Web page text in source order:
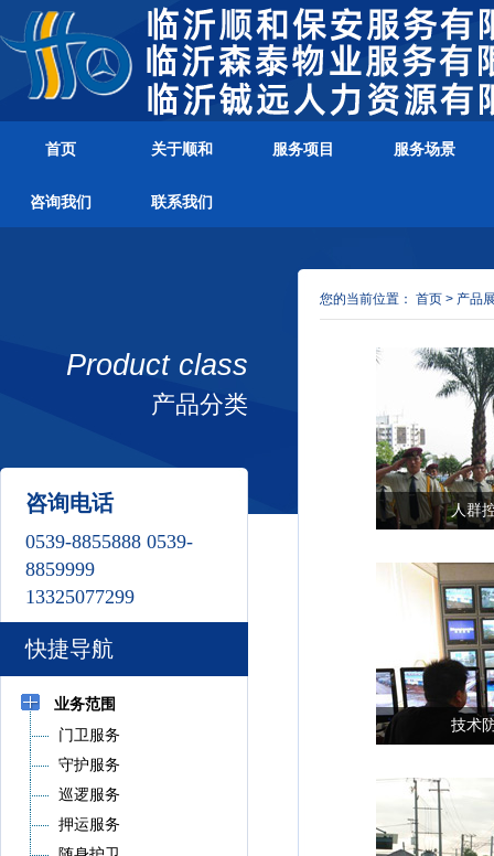
首页 关于顺和 服务项目 服务场景
咨询我们 联系我们
Product class
产品分类
咨询电话
0539-8855888 0539-
8859999
13325077299
快捷导航
业务范围
门卫服务
守护服务
巡逻服务
押运服务
您的当前位置： 首页 > 产品
人群
技术